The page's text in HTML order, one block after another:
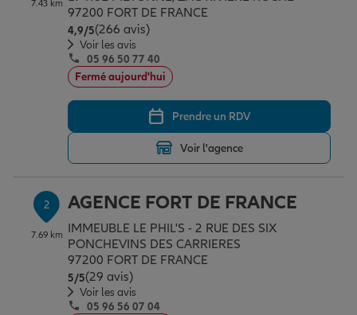
Assurance emprunteur
Prévoyance et dépendance
Assurance animal de compagnie
Protection de la famille
Protection juridique
Épargne & retraite
Plan épargne retraite
Assurance vie
Placements financiers
Investissements immobiliers
Transmission
Vos projets
Partir en vacances
Déménager
Changer de voiture
Départ à la retraite
Conseil assurance
Outre-mer
Assurance auto
Assurance habitation
Professionnels
Allianz en France
7.43 km
97200 FORT DE FRANCE
4,9/5Note de 4.9 sur 5
(266 avis)
Voir les avis
05 96 50 77 40
Fermé aujourd'hui
Prendre un RDV
Voir l'agence
2
7.69 km
AGENCE FORT DE FRANCE
IMMEUBLE LE PHIL'S - 2 RUE DES SIX
PONCHEVINS DES CARRIERES
97200 FORT DE FRANCE
5/5Note de 5 sur 5
(29 avis)
Voir les avis
05 96 56 07 04